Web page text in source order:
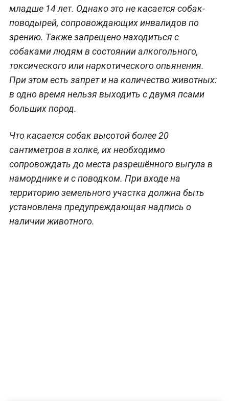
младше 14 лет. Однако это не касается собак-
поводырей, сопровождающих инвалидов по
зрению. Также запрещено находиться с
собаками людям в состоянии алкогольного,
токсического или наркотического опьянения.
При этом есть запрет и на количество животных:
в одно время нельзя выходить с двумя псами
больших пород.
Что касается собак высотой более 20
сантиметров в холке, их необходимо
сопровождать до места разрешённого выгула в
наморднике и с поводком. При входе на
территорию земельного участка должна быть
установлена предупреждающая надпись о
наличии животного.